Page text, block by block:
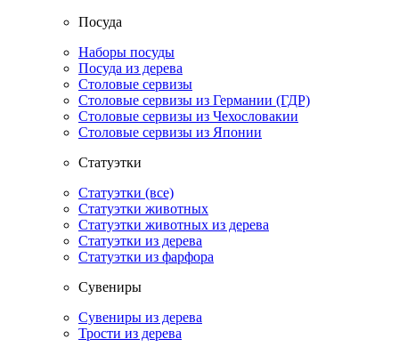
Посуда
Наборы посуды
Посуда из дерева
Столовые сервизы
Столовые сервизы из Германии (ГДР)
Столовые сервизы из Чехословакии
Столовые сервизы из Японии
Статуэтки
Статуэтки (все)
Статуэтки животных
Статуэтки животных из дерева
Статуэтки из дерева
Статуэтки из фарфора
Сувениры
Сувениры из дерева
Трости из дерева